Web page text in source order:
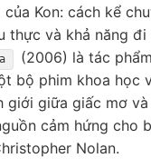
Kon: cách kể
thực và khả năng
(2006) là tác
bộ phim khoa học
giới giữa giấc mơ
cảm hứng cho
Nolan.